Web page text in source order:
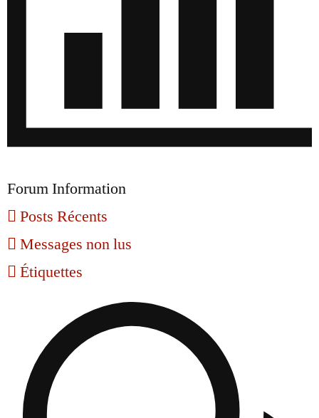
Forum Information
Posts Récents
Messages non lus
Étiquettes